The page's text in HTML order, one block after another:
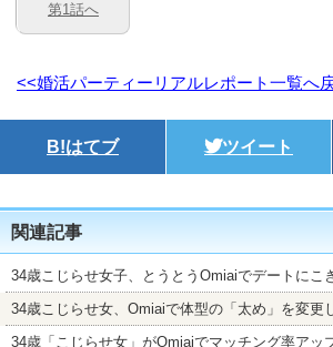
第1話へ
<<婚活パーティーリアルレポート一覧へ
B!はてブ ツイート
関連記事
34歳こじらせ女子、とうとうOmiaiでデートにこ
34歳こじらせ女、Omiaiで体型の「太め」を変更
34歳「こじらせ女」がOmiaiでマッチング率アッ